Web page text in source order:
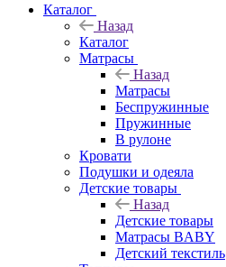
Каталог
Назад
Каталог
Матрасы
Назад
Матрасы
Беспружинные
Пружинные
В рулоне
Кровати
Подушки и одеяла
Детские товары
Назад
Детские товары
Матрасы BABY
Детский текстиль